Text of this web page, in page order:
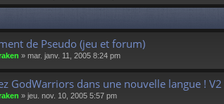
de Pseudo (jeu et forum)
» mar. janv. 11, 2005 8:24 pm
GodWarriors dans une nouvelle langue ! V2
» jeu. nov. 10, 2005 5:57 pm